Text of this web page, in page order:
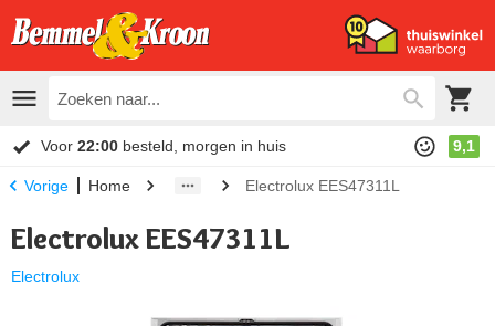
Voor 22:00 besteld, morgen in huis 9,1
Vorige Home Electrolux EES47311L
Electrolux EES47311L
Electrolux